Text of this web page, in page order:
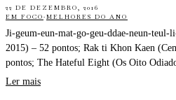
22 DE DEZEMBRO, 2016
EM FOCO·MELHORES DO ANO
Ji-geum-eun-mat-go-geu-ddae-neun-
2015) – 52 pontos; Rak ti Khon Kaen
pontos; The Hateful Eight (Os Oito
Ler mais